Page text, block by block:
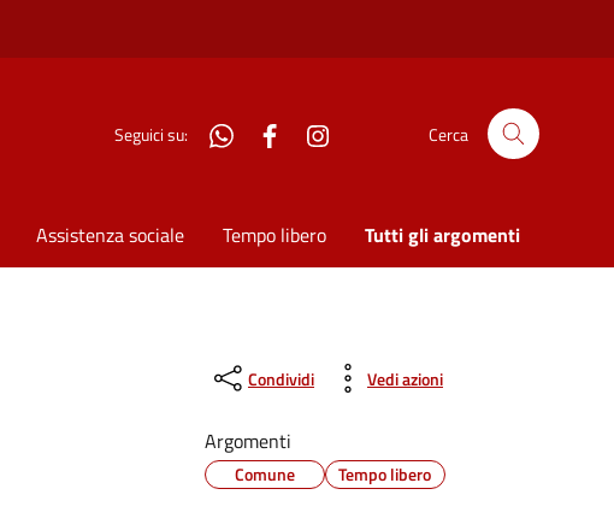
Seguici su: WhatsAppFacebook Cerca
Assistenza sociale Tempo libero Tutti gli argomenti
Condividi Vedi azioni
Argomenti
Comune Tempo libero